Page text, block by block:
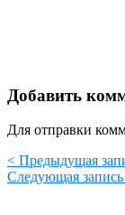
Добавить
Для отправки
< Предыдущая
Следующая